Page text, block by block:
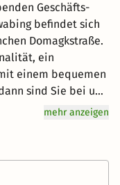
Geschäfts-
befindet sich
Domagkstraße.
ein
einem bequemen
sind Sie bei uns
LED TV, Telefon,
bequemen Sessel
verfügbar sind
mehr anzeigen